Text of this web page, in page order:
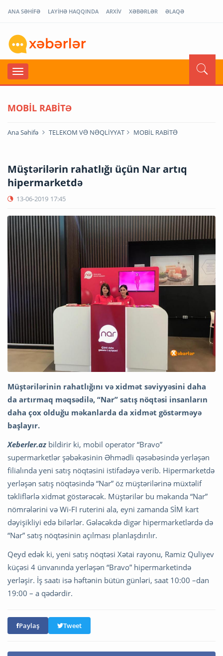
ANA SƏHİFƏ LAYİHƏ HAQQINDA ARXİV XƏBƏRLƏR ƏLAQƏ
MOBİL RABİTƏ
Ana Səhifə TELEKOM VƏ NƏQLİYYAT MOBİL RABİTƏ
Müştərilərin rahatlığı üçün Nar artıq
hipermarketdə
13-06-2019 17:45
Müştərilərinin rahatlığını və xidmət səviyyəsini daha
da artırmaq məqsədilə, “Nar” satış nöqtəsi insanların
daha çox olduğu məkanlarda da xidmət göstərməyə
başlayır.
Xeberler.az bildirir ki, mobil operator “Bravo”
supermarketlər şəbəkəsinin Əhmədli qəsəbəsində yerləşən
filialında yeni satış nöqtəsini istifadəyə verib. Hipermarketdə
yerləşən satış nöqtəsində “Nar” öz müştərilərinə müxtəlif
təkliflərlə xidmət göstərəcək. Müştərilər bu məkanda “Nar”
nömrələrini və Wi-FI ruterini ala, eyni zamanda SİM kart
dəyişikliyi edə bilərlər. Gələcəkdə digər hipermarketlərdə də
“Nar” satış nöqtəsinin açılması planlaşdırılır.
Qeyd edək ki, yeni satış nöqtəsi Xətai rayonu, Ramiz Quliyev
küçəsi 4 ünvanında yerləşən “Bravo” hipermarketində
yerləşir. İş saatı isə həftənin bütün günləri, saat 10:00 –dan
19:00 – a qədərdir.
Paylaş Tweet